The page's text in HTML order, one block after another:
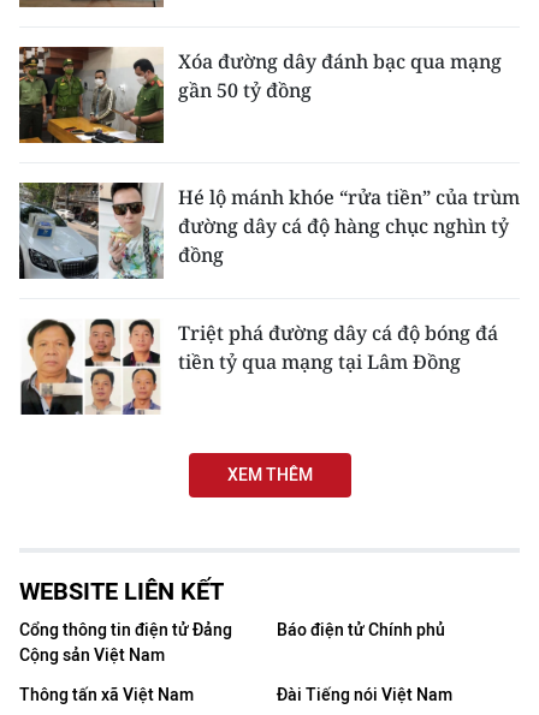
Media Xã hội
Media Pháp luật
Media Du lịch
Media Thế giới
Media Giáo dục
Media Y tế
Media Khoa học - Công nghệ
Infographic
TIN MỚI
Xóa đường dây đánh bạc qua mạng
gần 50 tỷ đồng
Hé lộ mánh khóe “rửa tiền” của trùm
đường dây cá độ hàng chục nghìn tỷ
đồng
Triệt phá đường dây cá độ bóng đá
tiền tỷ qua mạng tại Lâm Đồng
XEM THÊM
WEBSITE LIÊN KẾT
Cổng thông tin điện tử Đảng
Cộng sản Việt Nam
Báo điện tử Chính phủ
Thông tấn xã Việt Nam
Đài Tiếng nói Việt Nam